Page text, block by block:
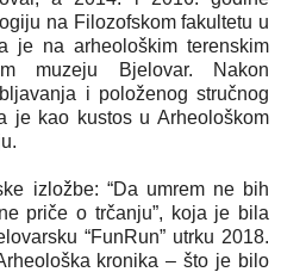
na Filozofskom fakultetu u
je na arheološkim terenskim
muzeju Bjelovar. Nakon
i položenog stručnog
je kao kustos u Arheološkom
izložbe: “Da umrem ne bih
priče o trčanju”, koja je bila
“FunRun” utrku 2018.
kronika – što je bilo